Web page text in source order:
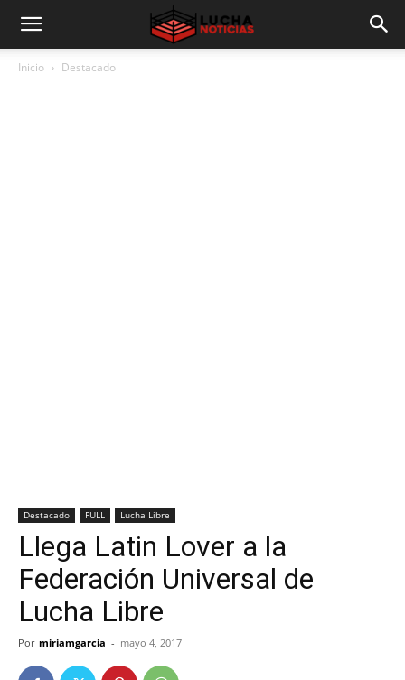
Inicio Destacado
Destacado FULL Lucha Libre
Llega Latin Lover a la
Federación Universal de
Lucha Libre
Por miriamgarcia - mayo 4, 2017